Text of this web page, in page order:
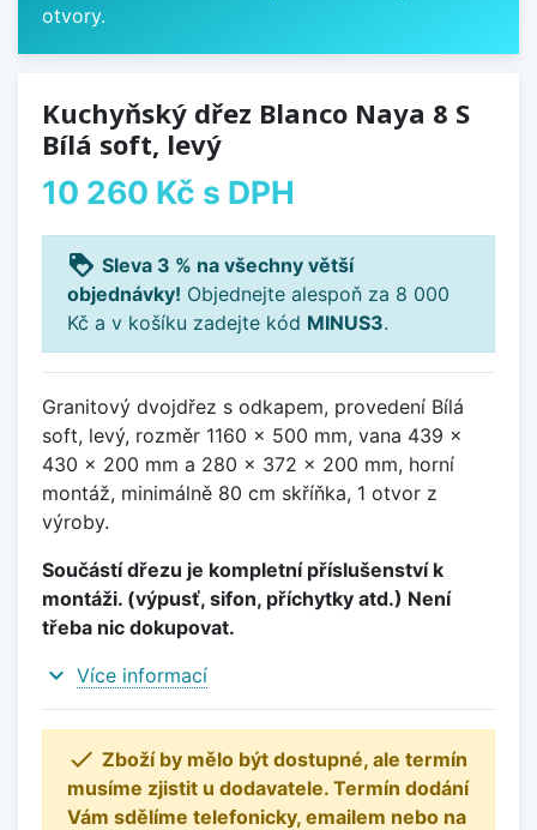
otvory.
Kuchyňský dřez Blanco Naya 8 S
Bílá soft, levý
10 260 Kč s DPH
loyalty Sleva 3 % na všechny větší
objednávky! Objednejte alespoň za 8 000
Kč a v košíku zadejte kód MINUS3.
Granitový dvojdřez s odkapem, provedení Bílá
soft, levý, rozměr 1160 x 500 mm, vana 439 x
430 x 200 mm a 280 x 372 x 200 mm, horní
montáž, minimálně 80 cm skříňka, 1 otvor z
výroby.
Součástí dřezu je kompletní příslušenství k
montáži. (výpusť, sifon, příchytky atd.) Není
třeba nic dokupovat.
expand_more Více informací
 Zboží by mělo být dostupné, ale termín
musíme zjistit u dodavatele. Termín dodání
Vám sdělíme telefonicky, emailem nebo na